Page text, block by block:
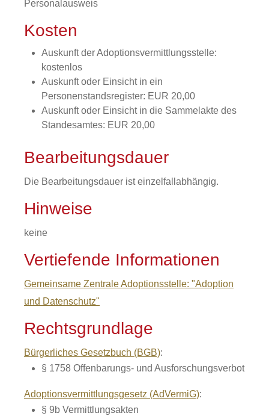
Personalausweis
Kosten
Auskunft der Adoptionsvermittlungsstelle:
kostenlos
Auskunft oder Einsicht in ein
Personenstandsregister: EUR 20,00
Auskunft oder Einsicht in die Sammelakte des
Standesamtes: EUR 20,00
Bearbeitungsdauer
Die Bearbeitungsdauer ist einzelfallabhängig.
Hinweise
keine
Vertiefende Informationen
Gemeinsame Zentrale Adoptionsstelle: "Adoption
und Datenschutz"
Rechtsgrundlage
Bürgerliches Gesetzbuch (BGB):
§ 1758Offenbarungs- und Ausforschungsverbot
Adoptionsvermittlungsgesetz (AdVermiG):
§ 9bVermittlungsakten